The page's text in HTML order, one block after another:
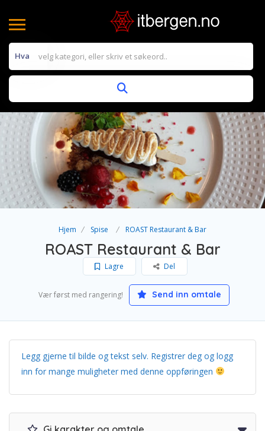
Hva
Hjem Spise ROAST Restaurant & Bar
ROAST Restaurant & Bar
Lagre Del
Vær først med rangering! Send inn omtale
Legg gjerne til bilde og tekst selv. Registrer deg og logg
inn for mange muligheter med denne oppføringen